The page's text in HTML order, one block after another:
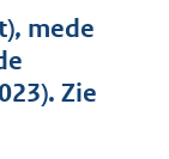
mede
Zie